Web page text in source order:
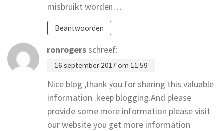
misbruikt worden…
Beantwoorden
ronrogersschreef:
16 september 2017 om 11:59
Nice blog ,thank you for sharing this valuable
information .keep blogging.And please
provide some more information please visit
our website you get more information